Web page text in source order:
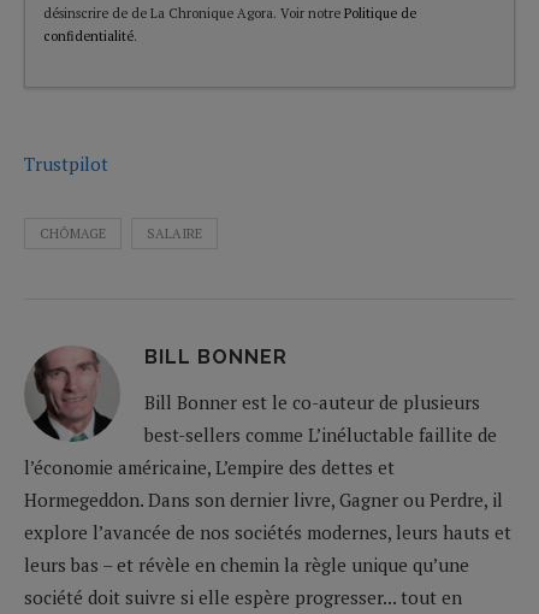
désinscrire de de La Chronique Agora. Voir notre Politique de
confidentialité.
Trustpilot
CHÔMAGE SALAIRE
BILL BONNER
Bill Bonner est le co-auteur de plusieurs
best-sellers comme L’inéluctable faillite de
l’économie américaine, L’empire des dettes et
Hormegeddon. Dans son dernier livre, Gagner ou Perdre, il
explore l’avancée de nos sociétés modernes, leurs hauts et
leurs bas – et révèle en chemin la règle unique qu’une
société doit suivre si elle espère progresser... tout en